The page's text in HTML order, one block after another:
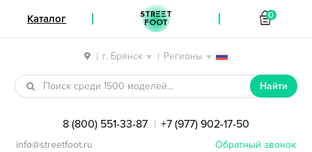
| г. Брянск | Регионы
Перейти к навигации
Перейти к содержимому
Найти
8 (800) 551-33-87 | +7 (977) 902-17-50
Обратный звонок
info@streetfoot.ru
Каталог STREET
FOOT
0